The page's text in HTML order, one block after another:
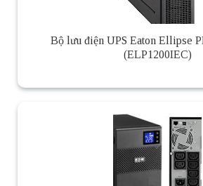
Bộ lưu điện UPS Eaton Ellipse
(ELP1200IEC)